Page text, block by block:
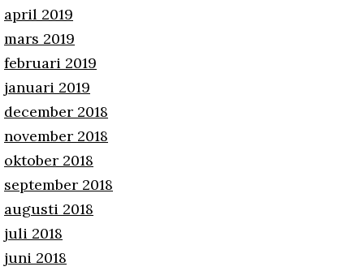
april 2019
mars 2019
februari 2019
januari 2019
december 2018
november 2018
oktober 2018
september 2018
augusti 2018
juli 2018
juni 2018